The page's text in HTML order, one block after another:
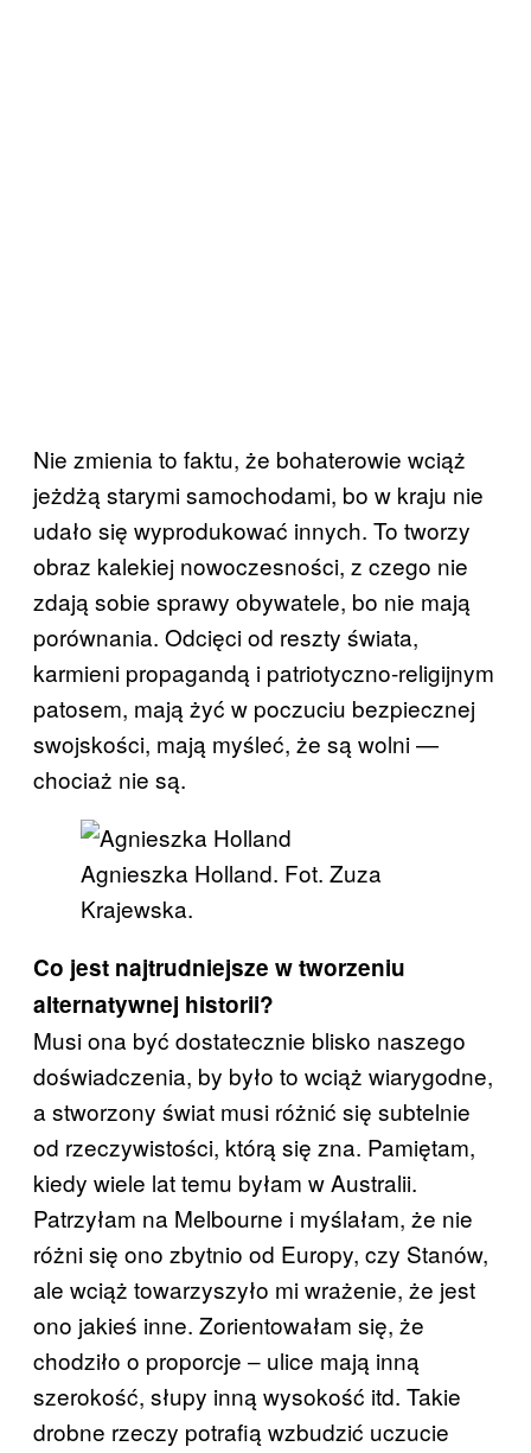
Nie zmienia to faktu, że bohaterowie wciąż
jeżdżą starymi samochodami, bo w kraju nie
udało się wyprodukować innych. To tworzy
obraz kalekiej nowoczesności, z czego nie
zdają sobie sprawy obywatele, bo nie mają
porównania. Odcięci od reszty świata,
karmieni propagandą i patriotyczno-religijnym
patosem, mają żyć w poczuciu bezpiecznej
swojskości, mają myśleć, że są wolni —
chociaż nie są.
Agnieszka Holland. Fot. Zuza
Krajewska.
Co jest najtrudniejsze w tworzeniu
alternatywnej historii?
Musi ona być dostatecznie blisko naszego
doświadczenia, by było to wciąż wiarygodne,
a stworzony świat musi różnić się subtelnie
od rzeczywistości, którą się zna. Pamiętam,
kiedy wiele lat temu byłam w Australii.
Patrzyłam na Melbourne i myślałam, że nie
różni się ono zbytnio od Europy, czy Stanów,
ale wciąż towarzyszyło mi wrażenie, że jest
ono jakieś inne. Zorientowałam się, że
chodziło o proporcje ‒ ulice mają inną
szerokość, słupy inną wysokość itd. Takie
drobne rzeczy potrafią wzbudzić uczucie